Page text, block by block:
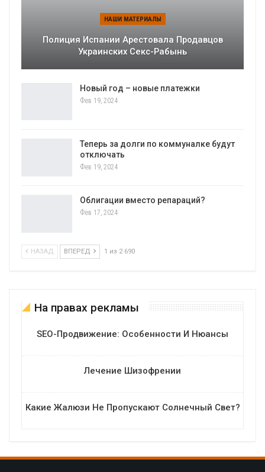
НАШИ МАТЕРИАЛЫ
Полиция Испании Арестовала Продавцов
Украинских Секс-Рабынь
Новый год – новые платежки
Фев 19, 2024
Теперь за долги по коммуналке будут
отключать
Фев 19, 2024
Облигации вместо репараций?
Фев 17, 2024
НАЗАД ВПЕРЕД 1 из 2 690
На правах рекламы
SEO-Продвижение: Особенности И Нюансы
Лечение Шизофрении
Какие Жалюзи Не Пропускают Солнечный Свет?